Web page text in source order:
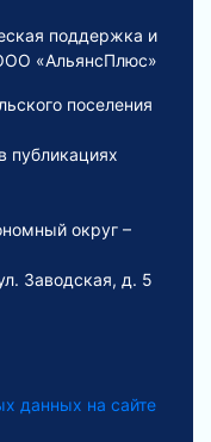
поддержка и
«АльянсПлюс»
поселения
публикациях
округ –
Заводская, д. 5
данных на сайте